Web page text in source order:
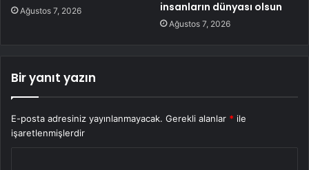
Ağustos 7, 2026
insanların dünyası olsun
Ağustos 7, 2026
Bir yanıt yazın
E-posta adresiniz yayınlanmayacak. Gerekli alanlar * ile
işaretlenmişlerdir